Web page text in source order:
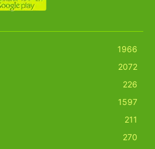
1966
2072
226
1597
211
270